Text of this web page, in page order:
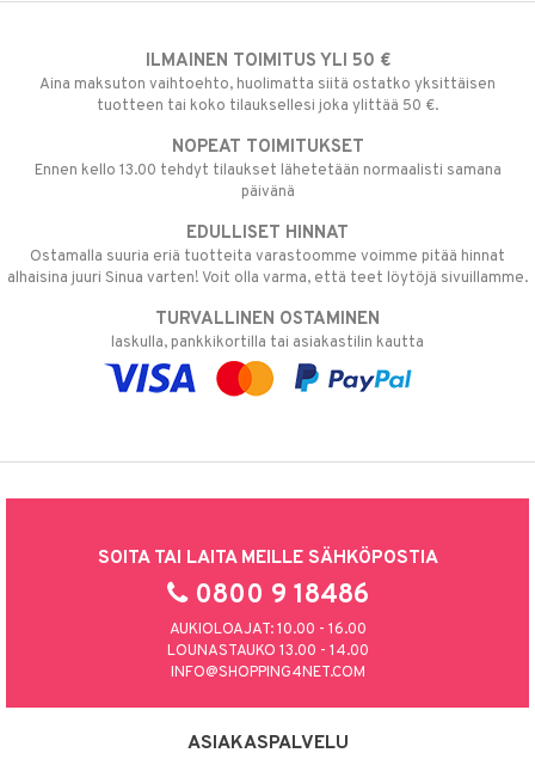
ILMAINEN TOIMITUS YLI 50 €
Aina maksuton vaihtoehto, huolimatta siitä ostatko yksittäisen
tuotteen tai koko tilauksellesi joka ylittää 50 €.
NOPEAT TOIMITUKSET
Ennen kello 13.00 tehdyt tilaukset lähetetään normaalisti samana
päivänä
EDULLISET HINNAT
Ostamalla suuria eriä tuotteita varastoomme voimme pitää hinnat
alhaisina juuri Sinua varten! Voit olla varma, että teet löytöjä sivuillamme.
TURVALLINEN OSTAMINEN
laskulla, pankkikortilla tai asiakastilin kautta
SOITA TAI LAITA MEILLE SÄHKÖPOSTIA
0800 9 18486
AUKIOLOAJAT: 10.00 - 16.00
LOUNASTAUKO 13.00 - 14.00
INFO@SHOPPING4NET.COM
ASIAKASPALVELU